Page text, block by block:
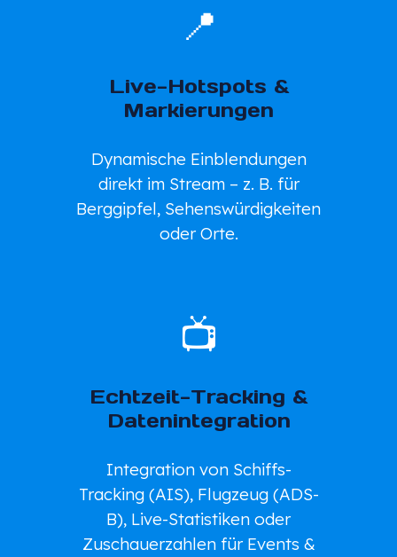
📍
Live-Hotspots &
Markierungen
Dynamische Einblendungen
direkt im Stream – z. B. für
Berggipfel, Sehenswürdigkeiten
oder Orte.
📺
Echtzeit-Tracking &
Datenintegration
Integration von Schiffs-
Tracking (AIS), Flugzeug (ADS-
B), Live-Statistiken oder
Zuschauerzahlen für Events &